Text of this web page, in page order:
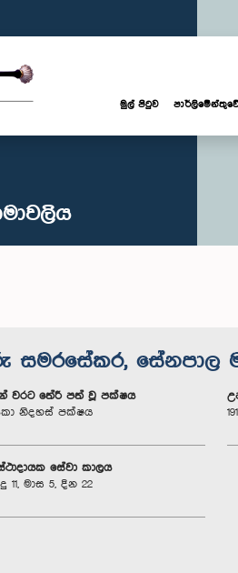
මුල් පිටුව
සමරසේකර, සේනපාල
වරට තේරී පත් වූ පක්ෂය
නිදහස් පක්ෂය
සේවා කාලය
11, මාස 5, දින 22